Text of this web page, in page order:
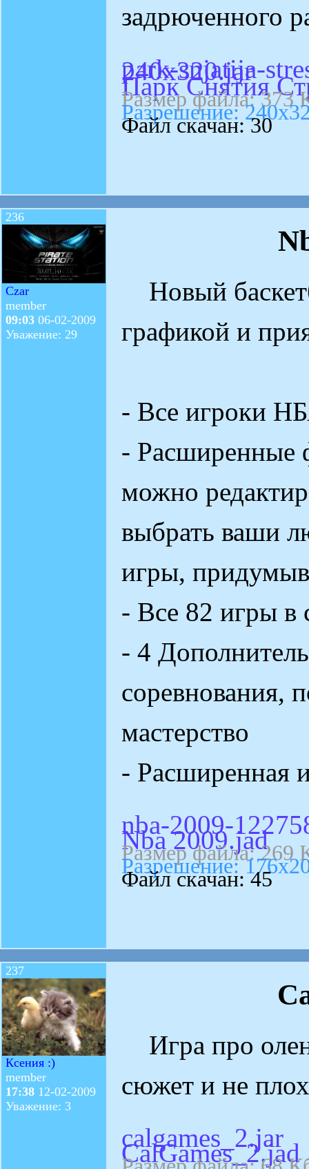
задрюченного
park-snjatija-
240x320.jar
Парк Снятия
Размер файла: 373
Разрешение:
Файл скачан: 30
236
Czar
member
09:03 06-02-2009
Уважение: 29
Новый
графикой и
- Все игроки
- Расширенные
можно
выбрать ваши
игры,
- Все 82 игры в
- 4
соревнования,
мастерство
- Расширенная
nba-2009-
Nba 2009.jad
Размер файла: 269
Разрешение:
Файл скачан: 45
237
Ксения :)
member
17:38 12-02-2009
Уважение: 3
Игра про
сюжет и не
calgames_2.jar
CalGames_2.jad